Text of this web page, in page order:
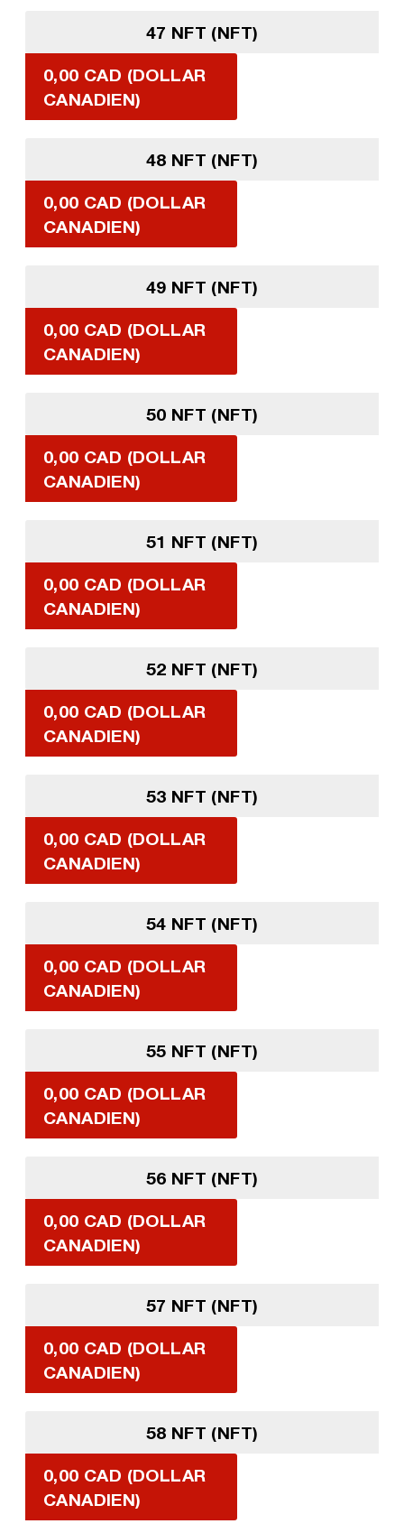
47 NFT (NFT)
0,00 CAD (DOLLAR
CANADIEN)
48 NFT (NFT)
0,00 CAD (DOLLAR
CANADIEN)
49 NFT (NFT)
0,00 CAD (DOLLAR
CANADIEN)
50 NFT (NFT)
0,00 CAD (DOLLAR
CANADIEN)
51 NFT (NFT)
0,00 CAD (DOLLAR
CANADIEN)
52 NFT (NFT)
0,00 CAD (DOLLAR
CANADIEN)
53 NFT (NFT)
0,00 CAD (DOLLAR
CANADIEN)
54 NFT (NFT)
0,00 CAD (DOLLAR
CANADIEN)
55 NFT (NFT)
0,00 CAD (DOLLAR
CANADIEN)
56 NFT (NFT)
0,00 CAD (DOLLAR
CANADIEN)
57 NFT (NFT)
0,00 CAD (DOLLAR
CANADIEN)
58 NFT (NFT)
0,00 CAD (DOLLAR
CANADIEN)